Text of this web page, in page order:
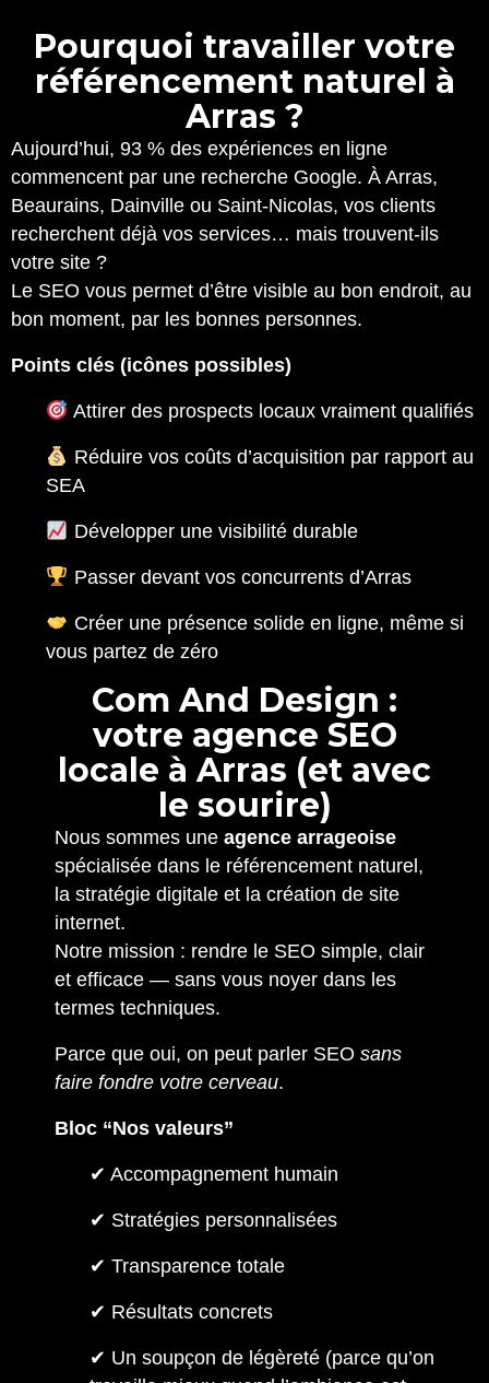
Pourquoi travailler votre
référencement naturel à
Arras ?
Aujourd’hui, 93 % des expériences en ligne
commencent par une recherche Google. À Arras,
Beaurains, Dainville ou Saint-Nicolas, vos clients
recherchent déjà vos services… mais trouvent-ils
votre site ?
Le SEO vous permet d’être visible au bon endroit, au
bon moment, par les bonnes personnes.
Points clés (icônes possibles)
Attirer des prospects locaux vraiment qualifiés
Réduire vos coûts d’acquisition par rapport au
SEA
Développer une visibilité durable
Passer devant vos concurrents d’Arras
Créer une présence solide en ligne, même si
vous partez de zéro
Com And Design :
votre agence SEO
locale à Arras (et avec
le sourire)
Nous sommes une agence arrageoise
spécialisée dans le référencement naturel,
la stratégie digitale et la création de site
internet.
Notre mission : rendre le SEO simple, clair
et efficace — sans vous noyer dans les
termes techniques.
Parce que oui, on peut parler SEO sans
faire fondre votre cerveau.
Bloc “Nos valeurs”
✔ Accompagnement humain
✔ Stratégies personnalisées
✔ Transparence totale
✔ Résultats concrets
✔ Un soupçon de légèreté (parce qu’on